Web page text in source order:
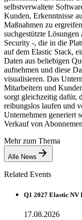
selbstverwaltete
Kunden, Erkenntnisse
Maßnahmen zu
suchgestützte
Security -, die in die
auf dem Elastic Stack,
Daten aus beliebigen
aufnehmen und diese
visualisieren. Das
Mitarbeitern und
sorgt gleichzeitig dafür,
reibungslos laufen und
Unternehmen generiert
Verkauf von
Mehr zum Thema
Alle News
Related Events
Q1 2027 Elastic NV
17.08.2026